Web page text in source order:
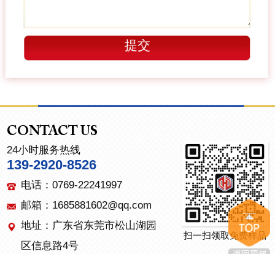
CONTACT US
24小时服务热线
139-2920-8526
电话：0769-22241997
邮箱：1685881602@qq.com
地址：广东省东莞市松山湖园
区信息路4号
扫一扫领取免费样品